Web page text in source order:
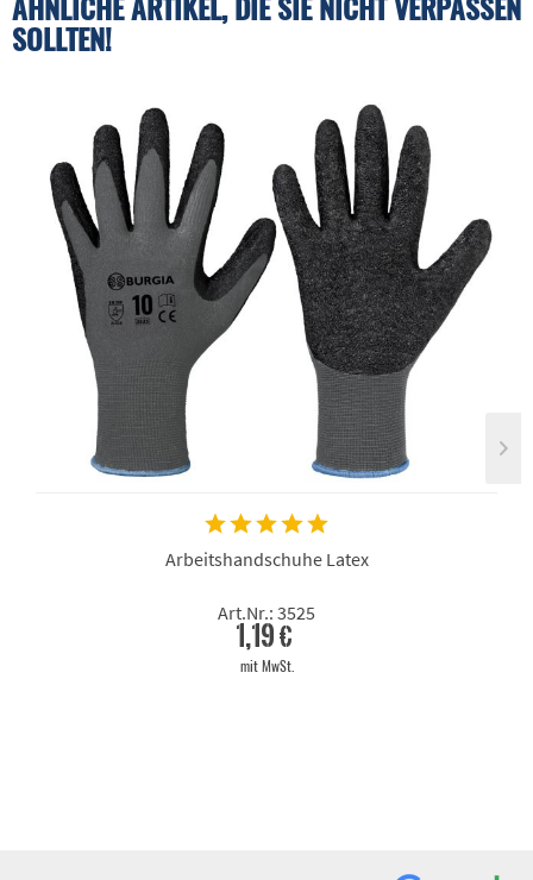
SOLLTEN!
Arbeitshandschuhe Latex
Art.Nr.: 3525
1,19 €
mit MwSt.